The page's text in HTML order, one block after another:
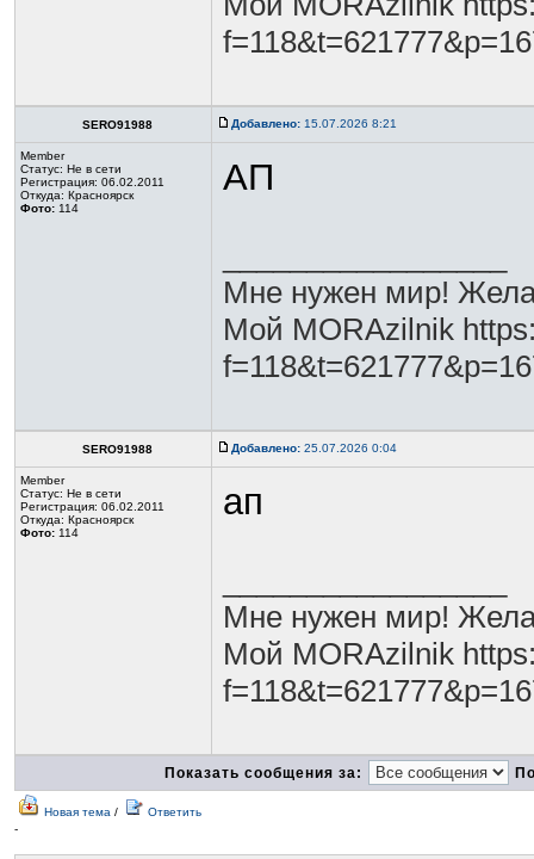
SERO91988 Добавлено: 15.07.2026 8:21
Member
Статус: Не в сети
Регистрация: 06.02.2011
Откуда: Красноярск
Фото: 114
АП
Мне нужен мир!
Мой MORAzilnik
SERO91988 Добавлено: 25.07.2026 0:04
Member
Статус: Не в сети
Регистрация: 06.02.2011
Откуда: Красноярск
Фото: 114
ап
Мне нужен мир!
Мой MORAzilnik
Показать сообщения за:
Новая тема /
Ответить
-